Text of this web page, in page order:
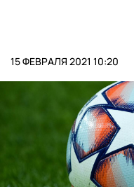
15 ФЕВРАЛЯ 2021 10:20